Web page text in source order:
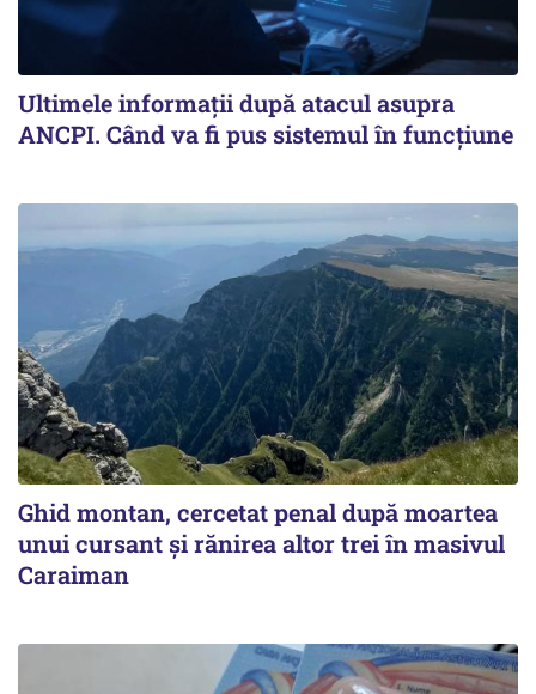
Ultimele informații după atacul asupra
ANCPI. Când va fi pus sistemul în funcțiune
Ghid montan, cercetat penal după moartea
unui cursant și rănirea altor trei în masivul
Caraiman